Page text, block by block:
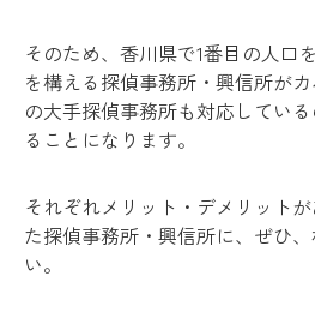
そのため、香川県で1番目の人口
を構える探偵事務所・興信所が
の大手探偵事務所も対応してい
ることになります。
それぞれメリット・デメリット
た探偵事務所・興信所に、ぜひ
い。